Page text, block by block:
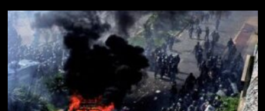
su
Norvegia,
incendio
fuori
controllo:
oltre
100
case
distrutte